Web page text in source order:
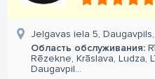
Jelgavas iela 5,
Область обслуживания:
Rēzekne, Krāslava, Ludza,
Daugavpil...